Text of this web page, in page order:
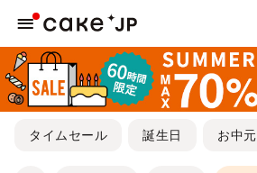
タイムセール 誕生日 お中元